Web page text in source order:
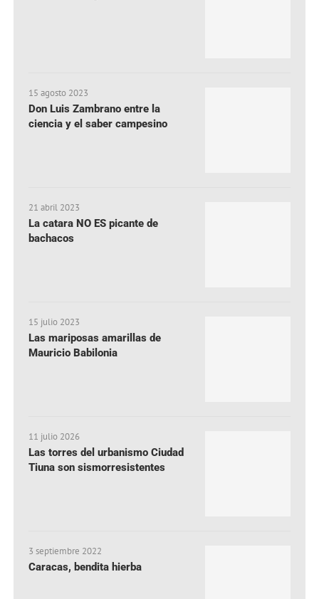
15 agosto 2023
Don Luis Zambrano entre la
ciencia y el saber campesino
21 abril 2023
La catara NO ES picante de
bachacos
15 julio 2023
Las mariposas amarillas de
Mauricio Babilonia
11 julio 2026
Las torres del urbanismo Ciudad
Tiuna son sismorresistentes
3 septiembre 2022
Caracas, bendita hierba